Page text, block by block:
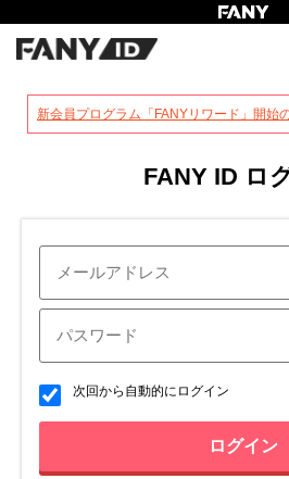
新会員プログラム「FANYリワード」開始
FANY ID ロ
次回から自動的にログイン
ログイン